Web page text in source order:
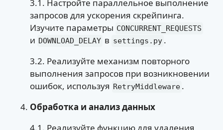
3.1. Настройте параллельное выполнение
запросов для ускорения скрейпинга.
Изучите параметры CONCURRENT_REQUESTS
и DOWNLOAD_DELAY в settings.py .
3.2. Реализуйте механизм повторного
выполнения запросов при возникновении
ошибок, используя RetryMiddleware .
Обработка и анализ данных